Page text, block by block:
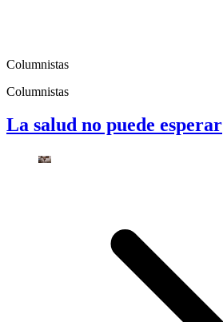
Columnistas
Columnistas
La salud no puede esperar